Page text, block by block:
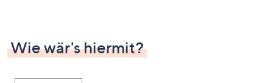
Wie wär's hiermit?